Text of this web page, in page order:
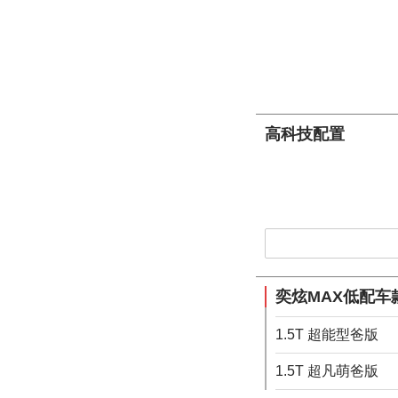
高科技配置
奕炫MAX低配车
1.5T 超能型爸版
1.5T 超凡萌爸版